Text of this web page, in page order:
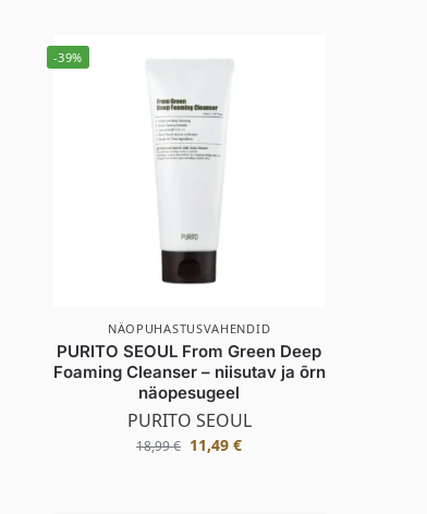
-39%
NÄOPUHASTUSVAHENDID
PURITO SEOUL From Green Deep
Foaming Cleanser – niisutav ja õrn
näopesugeel
PURITO SEOUL
18,99€ 11,49€